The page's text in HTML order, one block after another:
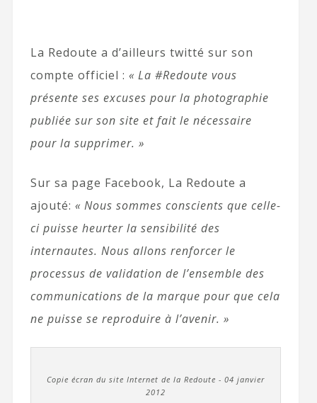
La Redoute a d’ailleurs twitté sur son
compte officiel : « La #Redoute vous
présente ses excuses pour la photographie
publiée sur son site et fait le nécessaire
pour la supprimer. »
Sur sa page Facebook, La Redoute a
ajouté: « Nous sommes conscients que celle-
ci puisse heurter la sensibilité des
internautes. Nous allons renforcer le
processus de validation de l’ensemble des
communications de la marque pour que cela
ne puisse se reproduire à l’avenir. »
Copie écran du site Internet de la Redoute - 04 janvier
2012